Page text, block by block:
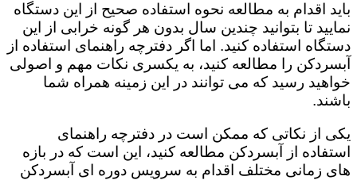
باید اقدام به مطالعه نحوه استفاده صحیح از این دستگاه
نمایید تا بتوانید چندین سال بدون هر گونه خرابی از این
دستگاه استفاده کنید. اما اگر دفترچه راهنمای استفاده از
آبسردکن را مطالعه کنید، به یکسری نکات مهم و اصولی
خواهید رسید که می توانند در این زمینه همراه شما
باشند.
یکی از نکاتی که ممکن است در دفترچه راهنمای
استفاده از آبسردکن مطالعه کنید، این است که در بازه
های زمانی مختلف اقدام به سرویس دوره ای آبسردکن